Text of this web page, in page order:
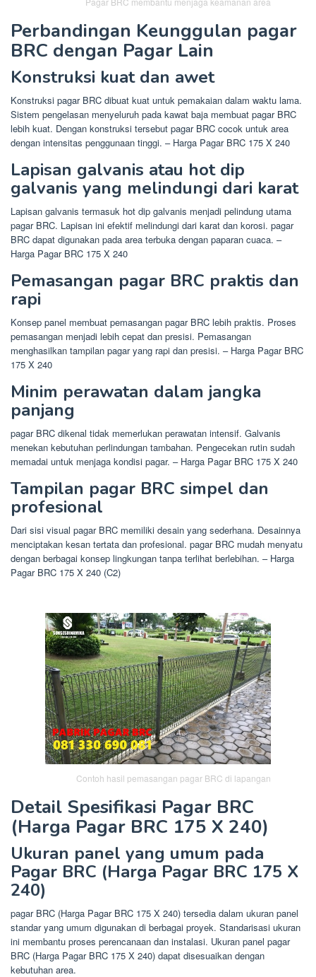
Perbandingan Keunggulan pagar
BRC dengan Pagar Lain
Konstruksi kuat dan awet
Konstruksi pagar BRC dibuat kuat untuk pemakaian dalam waktu lama.
Sistem pengelasan menyeluruh pada kawat baja membuat pagar BRC
lebih kuat. Dengan konstruksi tersebut pagar BRC cocok untuk area
dengan intensitas penggunaan tinggi. – Harga Pagar BRC 175 X 240
Lapisan galvanis atau hot dip
galvanis yang melindungi dari karat
Lapisan galvanis termasuk hot dip galvanis menjadi pelindung utama
pagar BRC. Lapisan ini efektif melindungi dari karat dan korosi. pagar
BRC dapat digunakan pada area terbuka dengan paparan cuaca. –
Harga Pagar BRC 175 X 240
Pemasangan pagar BRC praktis dan
rapi
Konsep panel membuat pemasangan pagar BRC lebih praktis. Proses
pemasangan menjadi lebih cepat dan presisi. Pemasangan
menghasilkan tampilan pagar yang rapi dan presisi. – Harga Pagar BRC
175 X 240
Minim perawatan dalam jangka
panjang
pagar BRC dikenal tidak memerlukan perawatan intensif. Galvanis
menekan kebutuhan perlindungan tambahan. Pengecekan rutin sudah
memadai untuk menjaga kondisi pagar. – Harga Pagar BRC 175 X 240
Tampilan pagar BRC simpel dan
profesional
Dari sisi visual pagar BRC memiliki desain yang sederhana. Desainnya
menciptakan kesan tertata dan profesional. pagar BRC mudah menyatu
dengan berbagai konsep lingkungan tanpa terlihat berlebihan. – Harga
Pagar BRC 175 X 240 (C2)
Contoh hasil pemasangan pagar BRC di lapangan
Detail Spesifikasi Pagar BRC
(Harga Pagar BRC 175 X 240)
Ukuran panel yang umum pada
Pagar BRC (Harga Pagar BRC 175 X
240)
pagar BRC (Harga Pagar BRC 175 X 240) tersedia dalam ukuran panel
standar yang umum digunakan di berbagai proyek. Standarisasi ukuran
ini membantu proses perencanaan dan instalasi. Ukuran panel pagar
BRC (Harga Pagar BRC 175 X 240) dapat disesuaikan dengan
kebutuhan area.